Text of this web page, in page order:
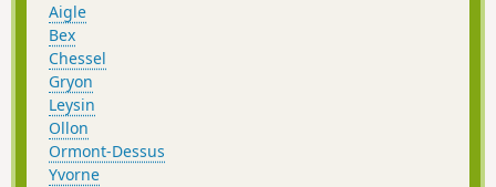
Aigle
Bex
Chessel
Gryon
Leysin
Ollon
Ormont-Dessus
Yvorne